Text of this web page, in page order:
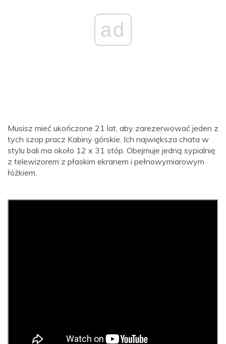
ad
Musisz mieć ukończone 21 lat, aby zarezerwować jeden z
tych szop pracz Kabiny górskie. Ich największa chata w
stylu bali ma około 12 x 31 stóp. Obejmuje jedną sypialnię
z telewizorem z płaskim ekranem i pełnowymiarowym
łóżkiem.